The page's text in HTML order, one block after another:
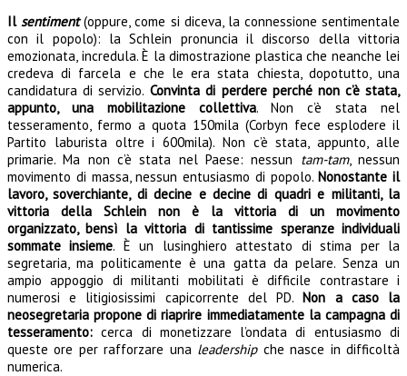
Ilsentiment(oppure, come si diceva, la connessione sentimentale
con il popolo): la Schlein pronuncia il discorso della vittoria
emozionata, incredula. È la dimostrazione plastica che neanche lei
credeva di farcela e che le era stata chiesta, dopotutto, una
candidatura di servizio. Convinta di perdere perché non c’è stata,
appunto, una mobilitazione collettiva. Non c’è stata nel
tesseramento, fermo a quota 150mila (Corbyn fece esplodere il
Partito laburista oltre i 600mila). Non c’è stata, appunto, alle
primarie. Ma non c’è stata nel Paese: nessun tam-tam, nessun
movimento di massa, nessun entusiasmo di popolo.Nonostante il
lavoro, soverchiante, di decine e decine di quadri e militanti, la
vittoria della Schlein non è la vittoria di un movimento
organizzato, bensì la vittoria di tantissime speranze individuali
sommate insieme. È un lusinghiero attestato di stima per la
segretaria, ma politicamente è una gatta da pelare. Senza un
ampio appoggio di militanti mobilitati è difficile contrastare i
numerosi e litigiosissimi capicorrente del PD.Non a caso la
neosegretaria propone di riaprire immediatamente la campagna di
tesseramento: cerca di monetizzare l’ondata di entusiasmo di
queste ore per rafforzare una leadershipche nasce in difficoltà
numerica.